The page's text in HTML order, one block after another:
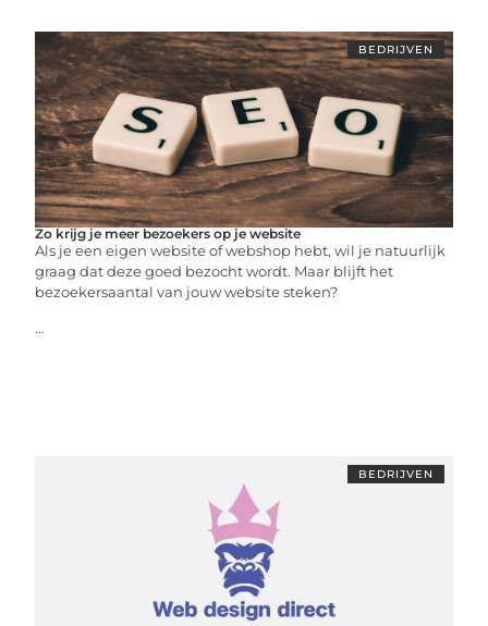
BEDRIJVEN
Zo krijg je meer bezoekers op je website
Als je een eigen website of webshop hebt, wil je natuurlijk
graag dat deze goed bezocht wordt. Maar blijft het
bezoekersaantal van jouw website steken?
...
BEDRIJVEN